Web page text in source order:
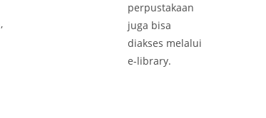
juga bisa
diakses melalui
e-library.